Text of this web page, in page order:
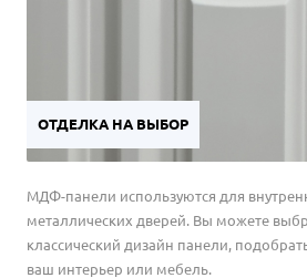
ОТДЕЛКА НА ВЫБОР
МДФ-панели используются для
металлических дверей. Вы можете
классический дизайн панели,
ваш интерьер или мебель.